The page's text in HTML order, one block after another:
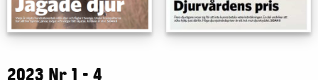
2023 Nr 1 - 4